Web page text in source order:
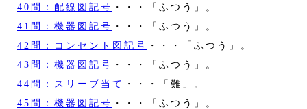
40問：配線図記号 ・・・「ふつう」。
41問：機器図記号 ・・・「ふつう」。
42問：コンセント図記号 ・・・「ふつう」。
43問：機器図記号 ・・・「ふつう」。
44問：スリーブ当て
・・・「難」。
45問：機器図記号 ・・・「ふつう」。